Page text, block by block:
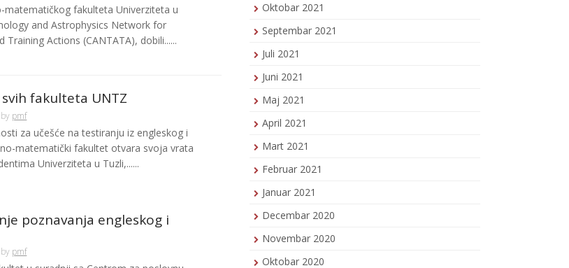
matematičkog fakulteta Univerziteta u
and Astrophysics Network for
Training Actions (CANTATA), dobili......
fakulteta UNTZ
by pmf
za učešće na testiranju iz engleskog i
matematički fakultet otvara svoja vrata
Univerziteta u Tuzli,......
poznavanja engleskog i
by pmf
Oktobar 2021
Septembar 2021
Juli 2021
Juni 2021
Maj 2021
April 2021
Mart 2021
Februar 2021
Januar 2021
Decembar 2020
Novembar 2020
Oktobar 2020